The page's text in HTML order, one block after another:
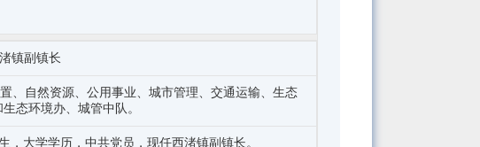
镇副镇长
、自然资源、公用事业、城市管理、交通运输、生态
态环境办、城管中队。
，大学学历，中共党员，现任西渚镇副镇长。